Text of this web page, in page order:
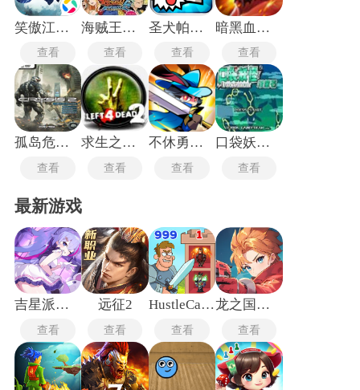
笑傲江湖OL
查看
海贼王巨人战争2汉化版
查看
圣犬帕拉中文版
查看
暗黑血统旧版本
查看
孤岛危机2中文版
查看
求生之路2手机版
查看
不休勇者传说
查看
口袋妖怪绿宝石最新版
查看
最新游戏
吉星派对手机版
查看
远征2
查看
HustleCastle中文版
查看
龙之国物语畅享服
查看